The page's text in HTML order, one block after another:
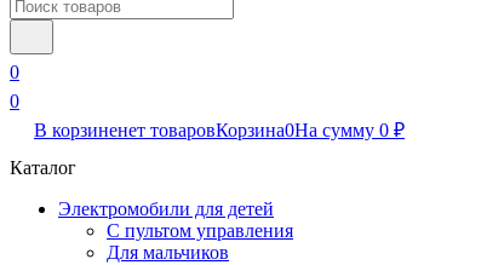
0
0
В корзиненет товаровКорзина0На сумму 0 ₽
Каталог
Электромобили для детей
С пультом управления
Для мальчиков